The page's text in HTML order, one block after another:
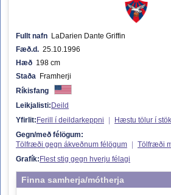
Fullt nafn LaDarien Dante Griffin
Fæð.d. 25.10.1996
Hæð 198 cm
Staða Framherji
Ríkisfang
Leikjalisti: Deild
Yfirlit: Ferill í deildarkeppni
Hæstu tölur í
Gegn/með félögum:
Tölfræði gegn ákveðnum félögum
Tölfræði
Grafík: Flest stig gegn hverju félagi
Finna samherja/mótherja